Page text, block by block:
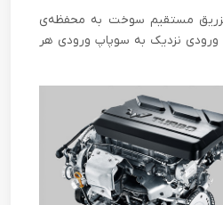
مستقیم سوخت به محفظه‌ی
ورودی نزدیک به سوپاپ ورودی هر